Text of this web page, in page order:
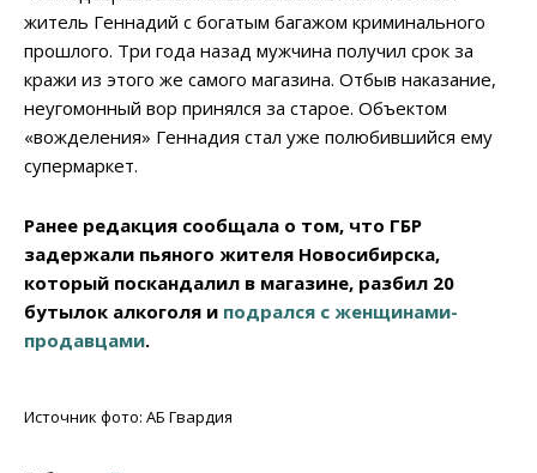
житель Геннадий с богатым багажом криминального
прошлого. Три года назад мужчина получил срок за
кражи из этого же самого магазина. Отбыв наказание,
неугомонный вор принялся за старое. Объектом
«вожделения» Геннадия стал уже полюбившийся ему
супермаркет.
Ранее редакция сообщала о том, что ГБР
задержали пьяного жителя Новосибирска,
который поскандалил в магазине, разбил 20
бутылок алкоголя и подрался с женщинами-
продавцами.
Источник фото: АБ Гвардия